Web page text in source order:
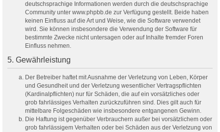
deutschsprachige Informationen werden durch die deutschsprachige
Community unter www.phpbb.de zur Verfügung gestellt. Beide haben
keinen Einfluss auf die Art und Weise, wie die Software verwendet
wird. Sie können insbesondere die Verwendung der Software für
bestimmte Zwecke nicht untersagen oder auf Inhalte fremder Foren
Einfluss nehmen.
5. Gewährleistung
Der Betreiber haftet mit Ausnahme der Verletzung von Leben, Körper
und Gesundheit und der Verletzung wesentlicher Vertragspflichten
(Kardinalpflichten) nur für Schäden, die auf ein vorsätzliches oder
grob fahrlässiges Verhalten zurückzuführen sind. Dies gilt auch für
mittelbare Folgeschäden wie insbesondere entgangenen Gewinn.
Die Haftung ist gegenüber Verbrauchern außer bei vorsätzlichem oder
grob fahrlässigem Verhalten oder bei Schäden aus der Verletzung von